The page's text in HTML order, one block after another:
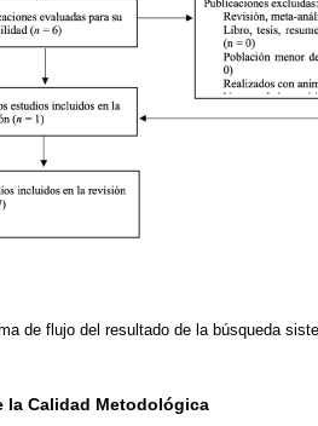
de flujo del resultado de la búsqueda
la Calidad Metodológica